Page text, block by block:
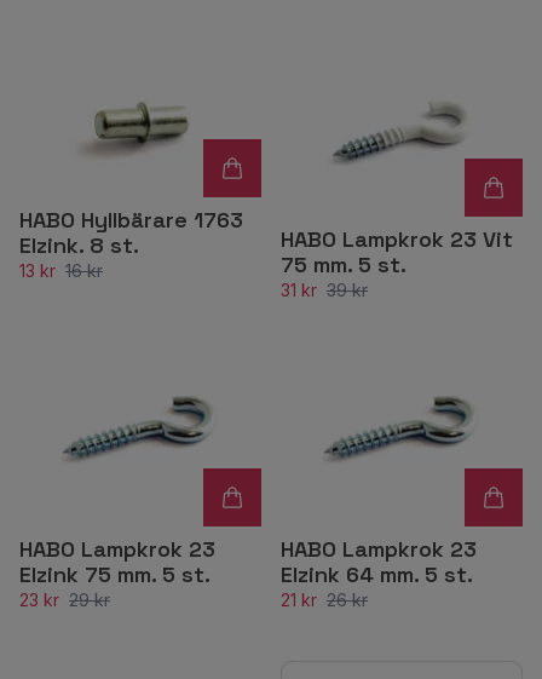
HABO Hyllbärare 1763
Elzink. 8 st.
13 kr 16 kr
HABO Lampkrok 23 Vit
75 mm. 5 st.
31 kr 39 kr
HABO Lampkrok 23
Elzink 75 mm. 5 st.
23 kr 29 kr
HABO Lampkrok 23
Elzink 64 mm. 5 st.
21 kr 26 kr